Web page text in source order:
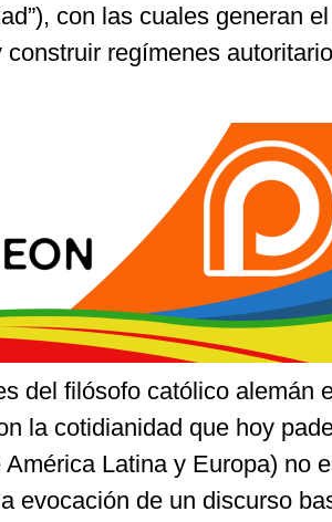
con las cuales generan
regímenes
del filósofo católico alemán
la cotidianidad que hoy
Latina y Europa) no
evocación de un discurso